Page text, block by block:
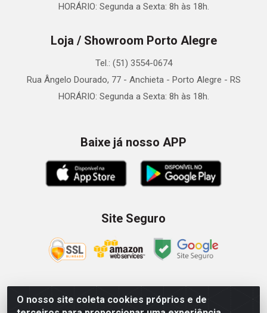
O nosso site coleta cookies próprios e de
HORÁRIO: Segunda a Sexta: 8h às 18h.
Loja / Showroom Porto Alegre
Tel.: (51) 3554-0674
Rua Ângelo Dourado, 77 - Anchieta - Porto Alegre - RS
HORÁRIO: Segunda a Sexta: 8h às 18h.
Baixe já nosso APP
Site Seguro
Zein Importação e Comércio LTDA - Av. Senador Queiróz, 274